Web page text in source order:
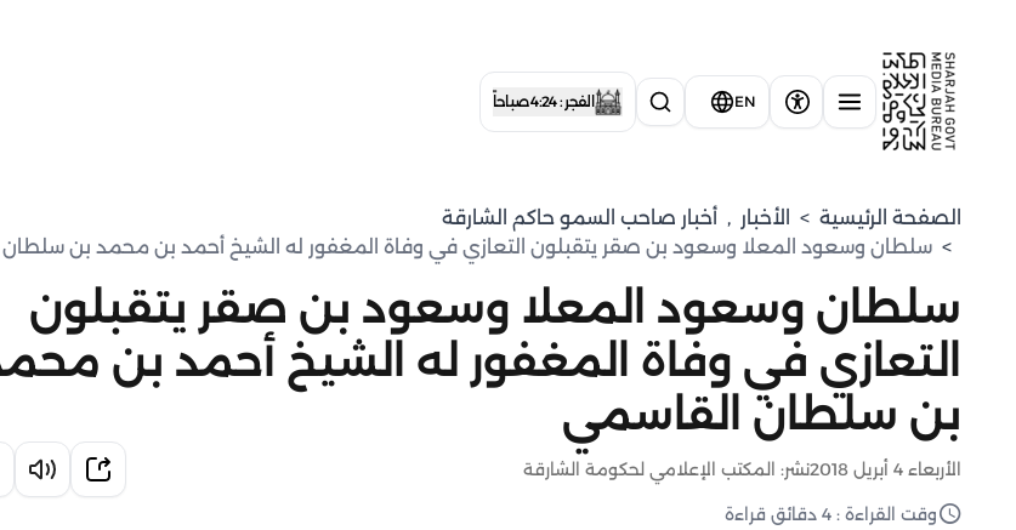
EN الفجر : 4:24 صباحاً
الصفحة الرئيسية > الأخبار , أخبار صاحب السمو حاكم الشارقة
> سلطان وسعود المعلا وسعود بن صقر يتقبلون التعازي في وفاة المغفور له الشيخ أحمد بن محمد بن
سلطان وسعود المعلا وسعود بن صقر يتقبلون
التعازي في وفاة المغفور له الشيخ أحمد بن
بن سلطان القاسمي
الأربعاء 4 أبريل 2018 نشر: المكتب الإعلامي لحكومة الشارقة
وقت القراءة : 4 دقائق قراءة